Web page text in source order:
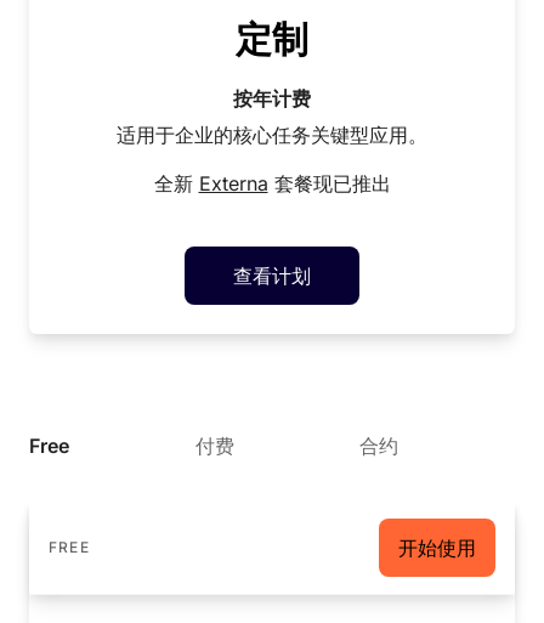
定制
按年计费
适用于企业的核心任务关键型应用。
全新 Externa 套餐现已推出
查看计划
Free 付费 合约
FREE 开始使用